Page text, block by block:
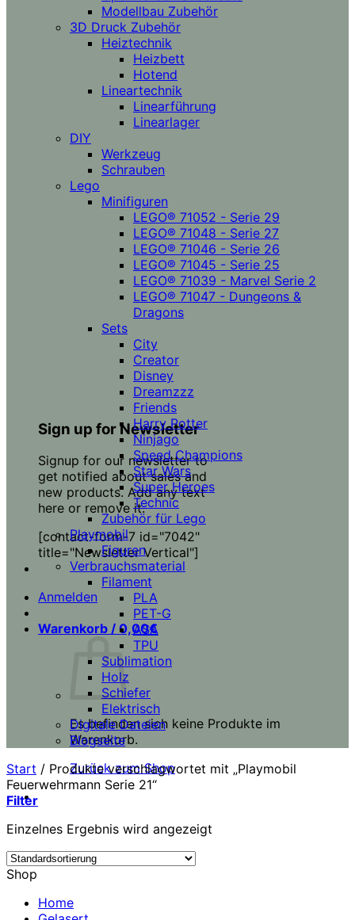
Sign up for Newsletter
Signup for our newsletter to
get notified about sales and
new products. Add any text
here or remove it.
[contact-form-7 id="7042"
title="Newsletter Vertical"]
Anmelden
Warenkorb / 0,00€
Es befinden sich keine Produkte im
Warenkorb.
Zurück zum Shop
Modellbau Zubehör
3D Druck Zubehör
Heiztechnik
Heizbett
Hotend
Lineartechnik
Linearführung
Linearlager
DIY
Werkzeug
Schrauben
Lego
Minifiguren
LEGO® 71052 - Serie 29
LEGO® 71048 - Serie 27
LEGO® 71046 - Serie 26
LEGO® 71045 - Serie 25
LEGO® 71039 - Marvel Serie 2
LEGO® 71047 - Dungeons &
Dragons
Sets
City
Creator
Disney
Dreamzzz
Friends
Harry Potter
Ninjago
Speed Champions
Star Wars
Super Heroes
Technic
Zubehör für Lego
Playmobil
Figuren
Verbrauchsmaterial
Filament
PLA
PET-G
ASA
TPU
Sublimation
Holz
Schiefer
Elektrisch
Digitale Dateien
Blogseite
Start / Produkte verschlagwortet mit „Playmobil
Feuerwehrmann Serie 21“
Filter
Einzelnes Ergebnis wird angezeigt
Shop
Home